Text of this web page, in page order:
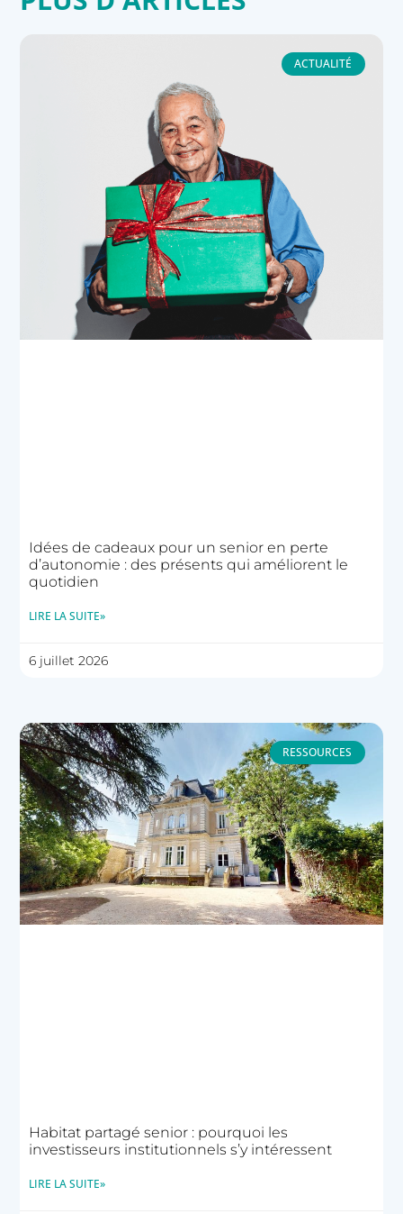
ACTUALITÉ
Idées de cadeaux pour un senior en perte
d’autonomie : des présents qui améliorent le
quotidien
LIRE LA SUITE»
6 juillet 2026
RESSOURCES
Habitat partagé senior : pourquoi les
investisseurs institutionnels s’y intéressent
LIRE LA SUITE»